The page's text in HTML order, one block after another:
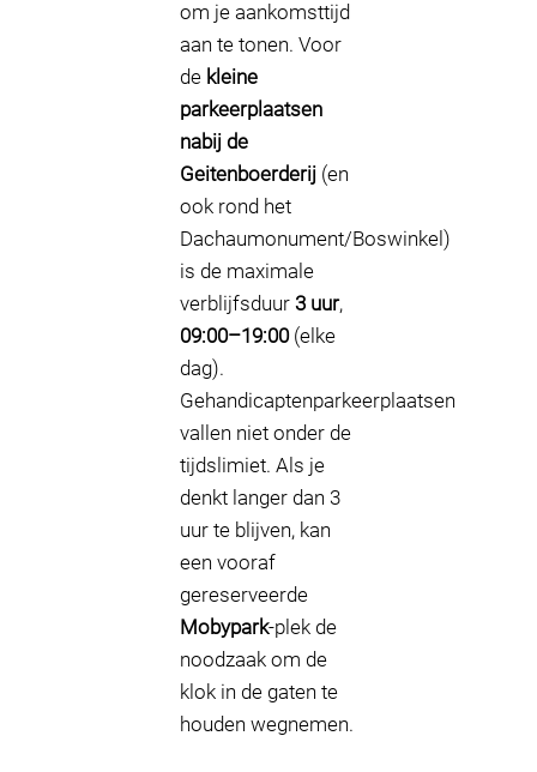
om je aankomsttijd
aan te tonen. Voor
de kleine
parkeerplaatsen
nabij de
Geitenboerderij (en
ook rond het
Dachaumonument/Boswinkel)
is de maximale
verblijfsduur 3 uur,
09:00–19:00(elke
dag).
Gehandicaptenparkeerplaatsen
vallen niet onder de
tijdslimiet. Als je
denkt langer dan 3
uur te blijven, kan
een vooraf
gereserveerde
Mobypark-plek de
noodzaak om de
klok in de gaten te
houden wegnemen.